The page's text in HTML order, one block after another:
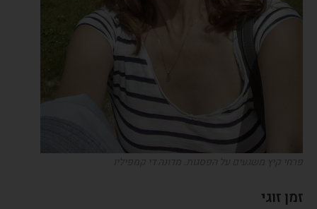
זמן זוגי